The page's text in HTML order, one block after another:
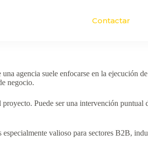
Contactar
agencia suele enfocarse en la ejecución
negocio.
Puede ser una intervención
valioso para sectores B2B,